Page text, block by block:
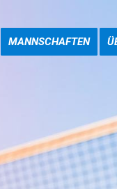
MANNSCHAFTEN